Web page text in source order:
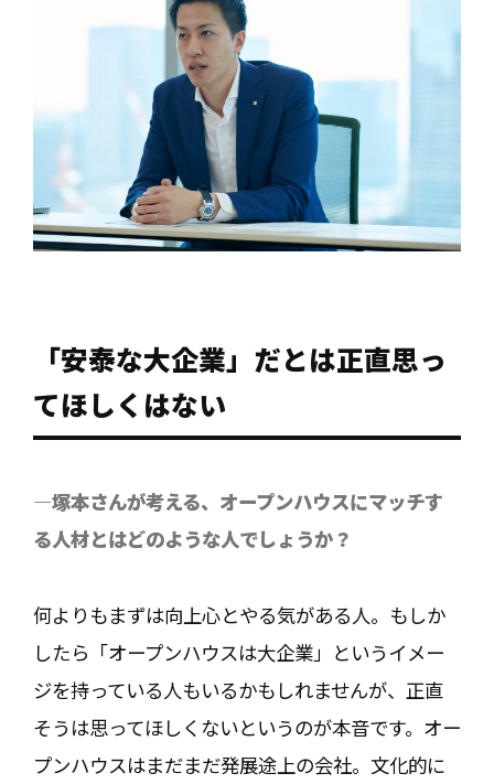
「安泰な大企業」だとは正直思っ
てほしくはない
―塚本さんが考える、オープンハウスにマッチす
る人材とはどのような人でしょうか？
何よりもまずは向上心とやる気がある人。もしか
したら「オープンハウスは大企業」というイメー
ジを持っている人もいるかもしれませんが、正直
そうは思ってほしくないというのが本音です。オー
プンハウスはまだまだ発展途上の会社。文化的に